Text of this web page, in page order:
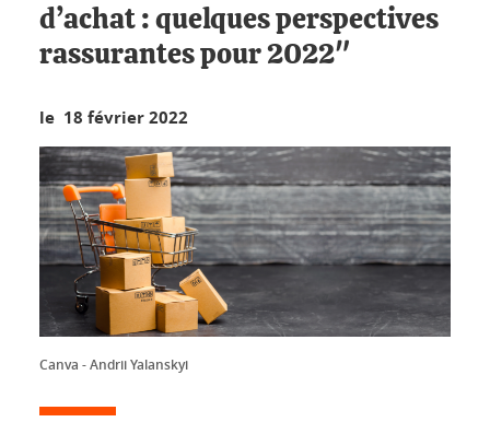
d’achat : quelques perspectives
rassurantes pour 2022"
le 18 février 2022
Canva - Andrii Yalanskyi